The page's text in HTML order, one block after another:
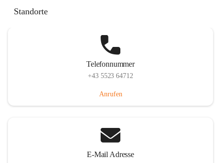
Standorte
Telefonnummer
+43 5523 64712
Anrufen
E-Mail Adresse